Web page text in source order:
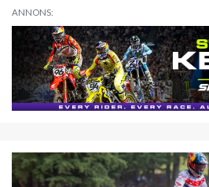
ANNONS: